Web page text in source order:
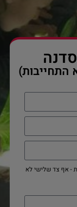
התחייבות)
- אף צד שלישי לא